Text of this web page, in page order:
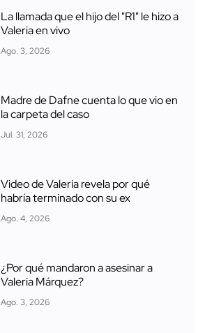
La llamada que el hijo del "R1" le hizo a
Valeria en vivo
Ago. 3, 2026
Madre de Dafne cuenta lo que vio en
la carpeta del caso
Jul. 31, 2026
Video de Valeria revela por qué
habría terminado con su ex
Ago. 4, 2026
¿Por qué mandaron a asesinar a
Valeria Márquez?
Ago. 3, 2026